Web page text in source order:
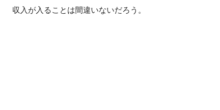
収入が入ることは間違いないだろう。